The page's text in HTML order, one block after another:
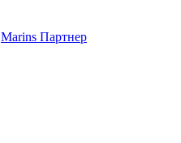
Marins Партнер